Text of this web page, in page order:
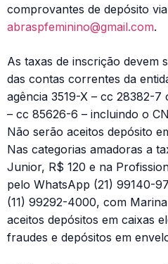
comprovantes de depósito
abraspfeminino@gmail.com.
As taxas de inscrição devem
das contas correntes da
agência 3519-X – cc 28382-7
– cc 85626-6 – incluindo o
Não serão aceitos depósito
Nas categorias amadoras a
Junior, R$ 120 e na
pelo WhatsApp (21) 99140-
(11) 99292-4000, com
aceitos depósitos em caixas
fraudes e depósitos em